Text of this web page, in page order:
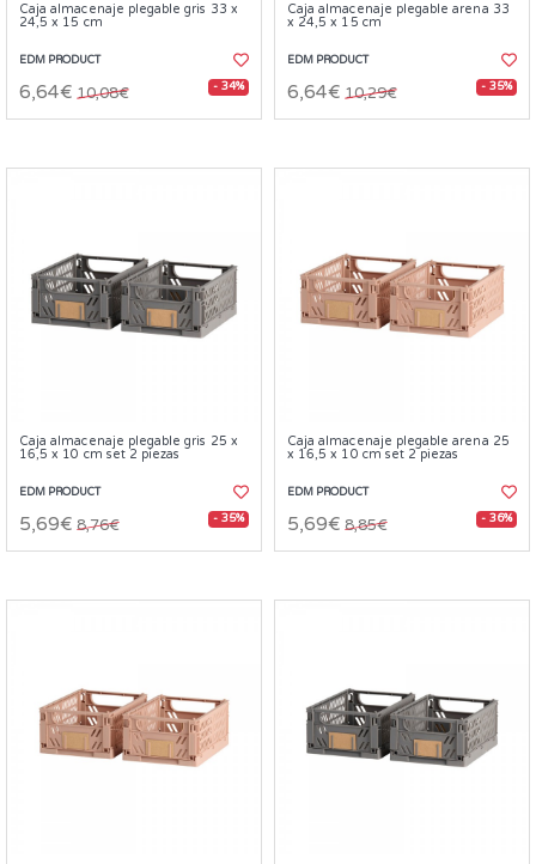
Caja almacenaje plegable gris 33 x
24,5 x 15 cm
EDM PRODUCT
6,64€ 10,08€ - 34%
Caja almacenaje plegable arena 33
x 24,5 x 15 cm
EDM PRODUCT
6,64€ 10,29€ - 35%
Caja almacenaje plegable gris 25 x
16,5 x 10 cm set 2 piezas
EDM PRODUCT
5,69€ 8,76€ - 35%
Caja almacenaje plegable arena 25
x 16,5 x 10 cm set 2 piezas
EDM PRODUCT
5,69€ 8,85€ - 36%